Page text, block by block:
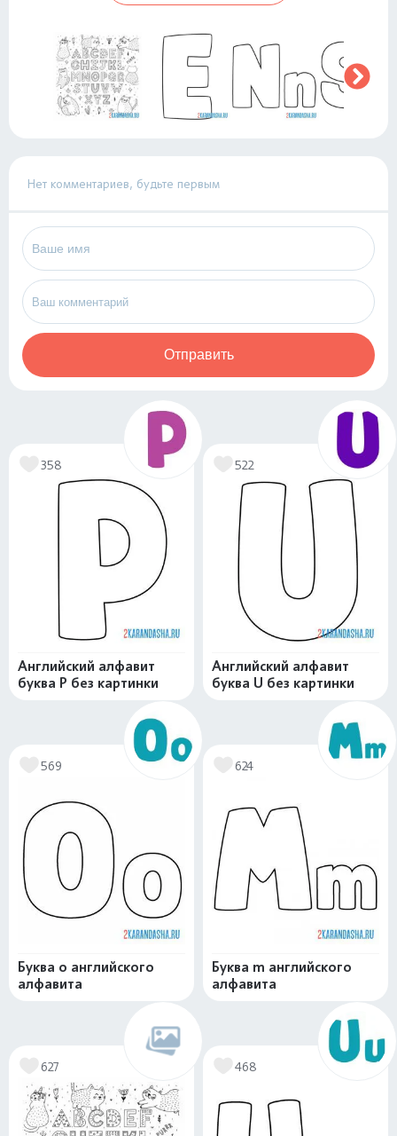
Нет комментариев, будьте первым
Отправить
358
Английский алфавит
буква P без картинки
522
Английский алфавит
буква U без картинки
569
Буква o английского
алфавита
624
Буква m английского
алфавита
627 468